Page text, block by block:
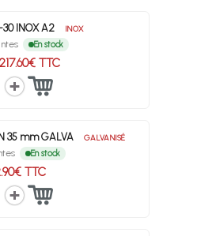
30 INOX A2 INOX
En stock
217.60€ TTC
35 mm GALVA GALVANISÉ
En stock
TTC